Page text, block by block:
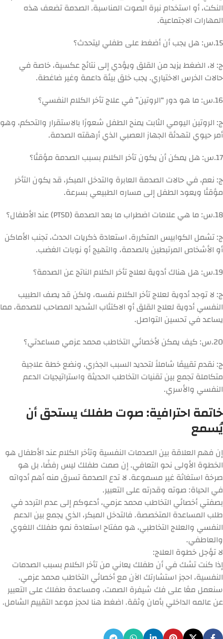
النكت، أو استخدام نبرة الصوت المناسبة. الصدمة تضعف هذه
المهارات الاجتماعية.
15.س: هل يجب أن أضغط على طفلي ليتحدث؟
ج: لا، الضغط يزيد من القلق ويؤدي إلى نتائج عكسية، خاصة في
حالات الخرس الاختياري. يجب خلق بيئة داعمة وغير ضاغطة.
16.س: ما هو دور “الروتين” في علاج تأخر الكلام النفسي؟
ج: الروتين اليومي الثابت يمنح الطفل شعورًا بالاستقرار والتحكم، وهو
أمر حيوي لتهدئة الجهاز العصبي الذي أرهقته الصدمة.
17.س: هل يمكن أن يكون تأخر الكلام بسبب الصدمة مؤقتًا؟
ج: نعم، في حالات الصدمة العابرة والتدخل المبكر، قد يكون التأخر
مؤقتًا ويعود الطفل إلى مساره الطبيعي بسرعة.
18.س: ما هي علامات اضطراب ما بعد الصدمة (PTSD) عند الأطفال؟
ج: تشمل الكوابيس المتكررة، استعادة ذكريات الحدث، تجنب الأماكن
أو الأشخاص المرتبطين بالصدمة، والتهيج أو نوبات الغضب.
19.س: هل هناك أدوية لعلاج تأخر الكلام الناتج عن الصدمة؟
ج: لا توجد أدوية لعلاج تأخر الكلام نفسه، ولكن قد يصف الطبيب
النفسي أدوية لعلاج القلق أو الاكتئاب الشديد المصاحب للصدمة، مما
يساعد في تحسين التواصل.
20. س: كيف يمكن لأخصائي التخاطب محمد عزمي مساعدتي؟
ج: نقدم تقييمًا شاملاً لتحديد السبب الجذري، ونضع خطة علاجية
متكاملة تجمع بين تقنيات التخاطب الحديثة واستراتيجيات الدعم
النفسي والأسري.
خاتمة احترافية: صوت طفلك يستحق أن
يُسمع
إن فهمالعلاقة بين الصدمات النفسية وتأخر الكلام عند الأطفال هو
الخطوة الأولى نحو التعافي. إن صمت طفلك ليس رفضًا، بل هو
صرخة استغاثة غير مسموعة. لا تدع الصدمة تسرق منه أهم أدواته
في الحياة: صوته وقدرته على التعبير.
بصفتي أخصائي التخاطب محمد عزمي، أدعوكم إلى عدم التردد في
طلب المساعدة المتخصصة. فالتدخل المبكر، الذي يجمع بين الدعم
النفسي والعلاج التخاطبي، هو مفتاح استعادة نمو طفلك اللغوي
والعاطفي.
لا تؤجل خطوة العلاج:
إذا كنت تشك في أن طفلك يعاني منتأخر الكلامبسبب الصدمات
النفسية، احجز استشارتك الآن مع أخصائي التخاطب محمد عزمي.
سنعمل معًا على فك شيفرة الصمت، ومساعدة طفلك على التعبير
عن عالمه الداخلي بأمان وثقة. اضغط هنا لحجز موعد التقييم الشامل.